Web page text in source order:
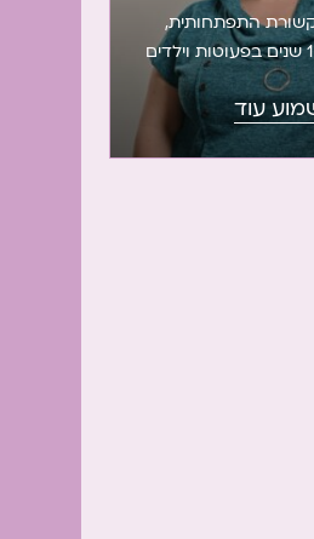
התפתחותית,
מטפלת מזה 18 שנים בפעוטות וילדים
או לקות בהתפתחות
והדיבור. אני חוקרת
שבו חשיפה למסכים
עוד